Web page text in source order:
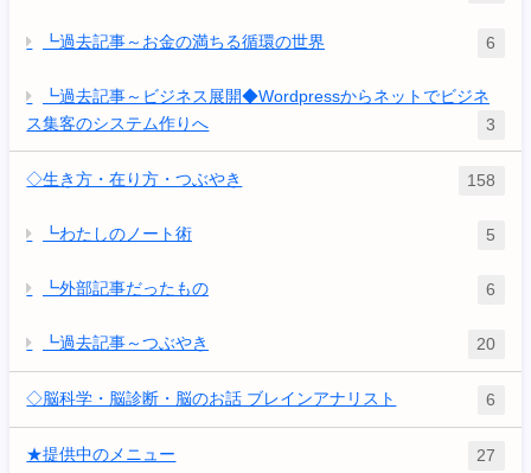
┗過去記事～お金の満ちる循環の世界 6
┗過去記事～ビジネス展開◆Wordpressからネットでビジネ
ス集客のシステム作りへ
3
◇生き方・在り方・つぶやき 158
┗わたしのノート術 5
┗外部記事だったもの 6
┗過去記事～つぶやき 20
◇脳科学・脳診断・脳のお話 ブレインアナリスト 6
★提供中のメニュー 27